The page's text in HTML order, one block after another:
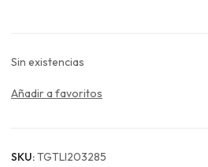
Sin existencias
Añadir a favoritos
SKU:TGTLI203285